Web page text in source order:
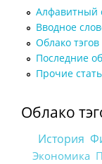
Алфавитный
Вводное
Облако тэгов
Последние
Прочие
Облако
История
Экономика